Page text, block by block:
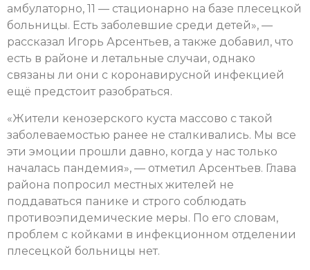
амбулаторно, 11 — стационарно на базе плесецкой
больницы. Есть заболевшие среди детей», —
рассказал Игорь Арсентьев, а также добавил, что
есть в районе и летальные случаи, однако
связаны ли они с коронавирусной инфекцией
ещё предстоит разобраться.
«Жители кенозерского куста массово с такой
заболеваемостью ранее не сталкивались. Мы все
эти эмоции прошли давно, когда у нас только
началась пандемия», — отметил Арсентьев. Глава
района попросил местных жителей не
поддаваться панике и строго соблюдать
противоэпидемические меры. По его словам,
проблем с койками в инфекционном отделении
плесецкой больницы нет.